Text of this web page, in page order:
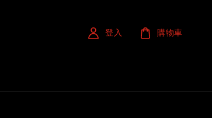
登入 購物車